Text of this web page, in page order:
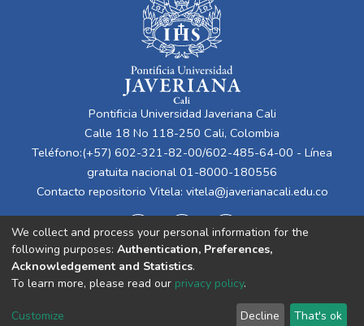
Pontificia Universidad Javeriana Cali
Calle 18 No 118-250 Cali, Colombia
Teléfono:(+57) 602-321-82-00/602-485-64-00 - Línea
gratuita nacional 01-8000-180556
Contacto repositorio Vitela: vitela@javerianacali.edu.co
Cookie
End User
Send
We collect and process your personal information for the
following purposes: Authentication, Preferences,
Acknowledgement and Statistics.
To learn more, please read our privacy policy.
Customize Decline That's ok